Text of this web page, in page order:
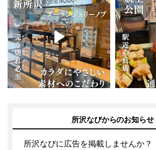
所沢なびからのお知らせ
所沢なびに広告を掲載しませんか？